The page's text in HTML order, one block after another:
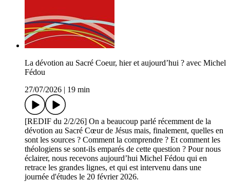
La dévotion au Sacré Coeur, hier et aujourd’hui ? avec Michel
Fédou
27/07/2026
19 min
[REDIF du 2/2/26] On a beaucoup parlé récemment de la
dévotion au Sacré Cœur de Jésus mais, finalement, quelles en
sont les sources ? Comment la comprendre ? Et comment les
théologiens se sont-ils emparés de cette question ? Pour nous
éclairer, nous recevons aujourd’hui Michel Fédou qui en
retrace les grandes lignes, et qui est intervenu dans une
journée d'études le 20 février 2026.